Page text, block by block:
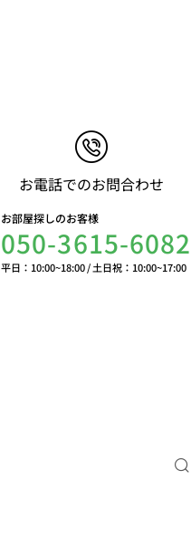
お電話でのお問合わせ
お部屋探しのお客様
050-3615-6082
平日：10:00~18:00/土日祝：10:00~17:00